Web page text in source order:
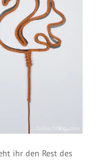
ihr den Rest des